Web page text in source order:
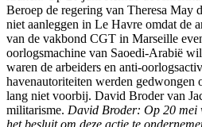
Beroep de regering van Theresa May
niet aanleggen in Le Havre omdat de
van de vakbond CGT in Marseille
oorlogsmachine van Saoedi-Arabië
waren de arbeiders en anti-
havenautoriteiten werden gedwongen
lang niet voorbij. David Broder van
militarisme. David Broder: Op 20 mei
het besluit om deze actie te